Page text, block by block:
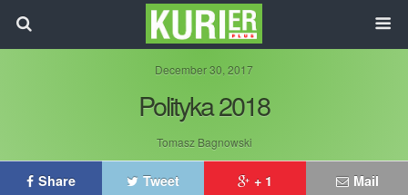
December 30, 2017
Polityka 2018
Tomasz Bagnowski
Share Tweet + 1 Mail